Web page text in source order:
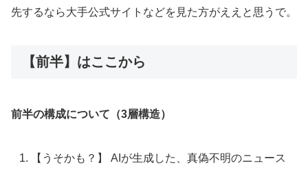
先するなら大手公式サイトなどを見た方がええと思うで。
【前半】はここから
前半の構成について（3層構造）
【うそかも？】 AIが生成した、真偽不明のニュース